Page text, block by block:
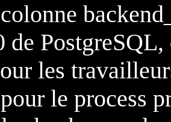
de
les
le process